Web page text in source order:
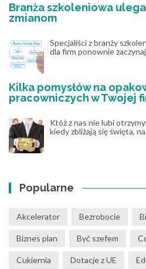
Branża szkoleniowa
zmianom
Specjaliści z branży
dla firm ponownie
Kilka pomysłów na
pracowniczych w Twojej
Któż z nas nie lubi
kiedy zbliżają się święta,
Popularne
Akcelerator Bezrobocie
Biznes plan Być szefem
Cukiernia Dotacje z UE